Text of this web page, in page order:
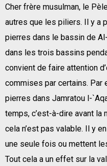
Cher frère musulman, le
autres que les piliers. Il y a
pierres dans le bassin de
dans les trois bassins
convient de faire attention
commises par certains. Par
pierres dans Jamratou l-
temps, c’est-à-dire avant la
cela n’est pas valable. Il y
une seule fois ou mettent
Tout cela a un effet sur la